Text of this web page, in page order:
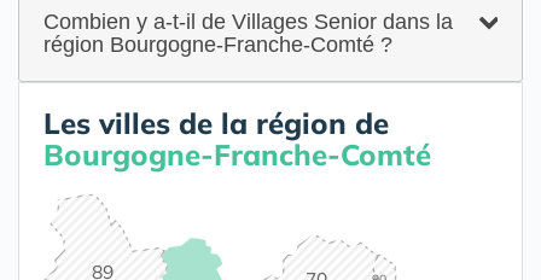
Combien y a-t-il de Villages Senior dans la
région Bourgogne-Franche-Comté ?
Les villes de la région de
Bourgogne-Franche-Comté
89